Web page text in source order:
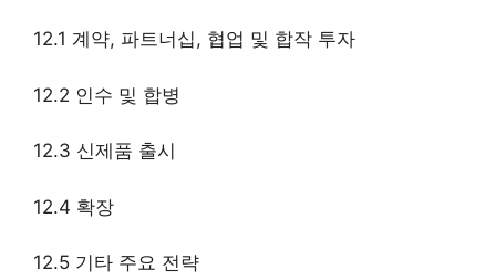
12.1 계약, 파트너십, 협업 및 합작 투자
12.2 인수 및 합병
12.3 신제품 출시
12.4 확장
12.5 기타 주요 전략